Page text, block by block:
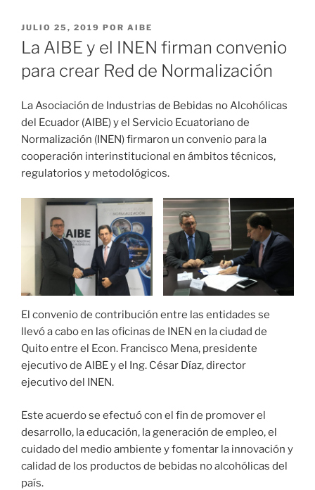
PUBLICADO
EL
JULIO 25, 2019 POR AIBE
La AIBE y el INEN firman convenio
para crear Red de Normalización
La Asociación de Industrias de Bebidas no Alcohólicas
del Ecuador (AIBE) y el Servicio Ecuatoriano de
Normalización (INEN) firmaron un convenio para la
cooperación interinstitucional en ámbitos técnicos,
regulatorios y metodológicos.
El convenio de contribución entre las entidades se
llevó a cabo en las oficinas de INEN en la ciudad de
Quito entre el Econ. Francisco Mena, presidente
ejecutivo de AIBE y el Ing. César Díaz, director
ejecutivo del INEN.
Este acuerdo se efectuó con el fin de promover el
desarrollo, la educación, la generación de empleo, el
cuidado del medio ambiente y fomentar la innovación y
calidad de los productos de bebidas no alcohólicas del
país.